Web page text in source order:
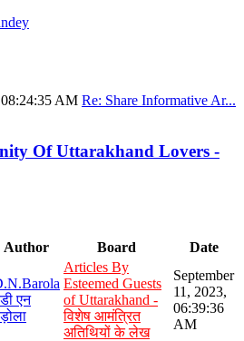
AM Re: Share Informative Ar...
Of Uttarakhand Lovers -
Author Board Date
एन
Articles By
Esteemed Guests
of Uttarakhand -
विशेष आमंत्रित
अतिथियों के लेख
September
11, 2023,
06:39:36
AM